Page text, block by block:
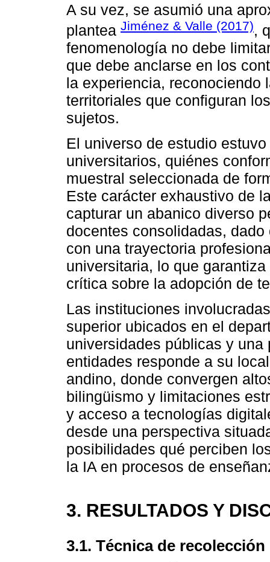
A su vez, se asumió una
plantea Jiménez & Valle (2017),
fenomenología no debe
que debe anclarse en los
la experiencia, reconociendo
territoriales que configuran
sujetos.
El universo de estudio
universitarios, quiénes
muestral seleccionada de
Este carácter exhaustivo de
capturar un abanico diverso
docentes consolidadas,
con una trayectoria
universitaria, lo que
crítica sobre la adopción de
Las instituciones
superior ubicados en el
universidades públicas y
entidades responde a su
andino, donde convergen
bilingüismo y limitaciones
y acceso a tecnologías
desde una perspectiva
posibilidades qué perciben
la IA en procesos de
3. RESULTADOS Y
3.1. Técnica de